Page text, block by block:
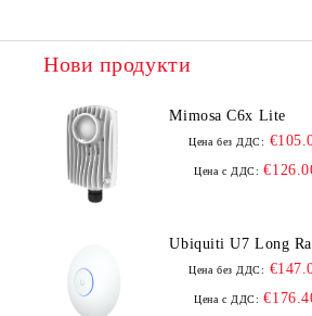
Нови продукти
Mimosa C6x Lite
Цена без ДДС:
Цена с ДДС:
Ubiquiti U7 Long
Цена без ДДС:
Цена с ДДС: